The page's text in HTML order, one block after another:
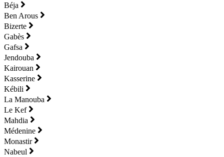
Béja
Ben Arous
Bizerte
Gabès
Gafsa
Jendouba
Kairouan
Kasserine
Kébili
La Manouba
Le Kef
Mahdia
Médenine
Monastir
Nabeul